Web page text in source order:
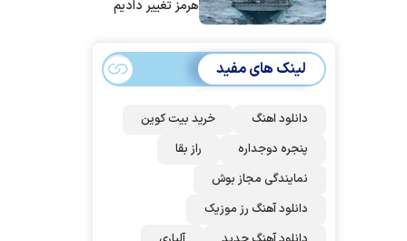
هرمز تغییر دادیم
لینک های مفید
دانلود اهنگ
خرید بیت کوین
پنجره دوجداره
راز بقا
نمایندگی مجاز بوش
دانلود آهنگ رز‌ موزیک